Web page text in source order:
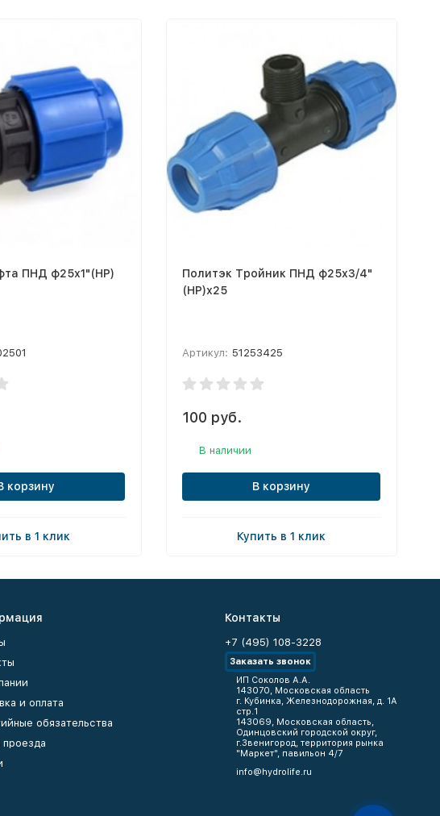
ПНД ф25х1"(НР)
корзину
в 1 клик
Политэк Тройник ПНД ф25х3/4"
(НР)х25
Артикул: 51253425
100 руб.
В наличии
В корзину
Купить в 1 клик
и оплата
обязательства
Контакты
+7 (495) 108-3228
Заказать звонок
ИП Соколов А.А.
143070, Московская область
г. Кубинка, Железнодорожная, д. 1А
стр.1
143069, Московская область,
Одинцовский городской округ,
г.Звенигород, территория рынка
"Маркет", павильон 4/7
info@hydrolife.ru